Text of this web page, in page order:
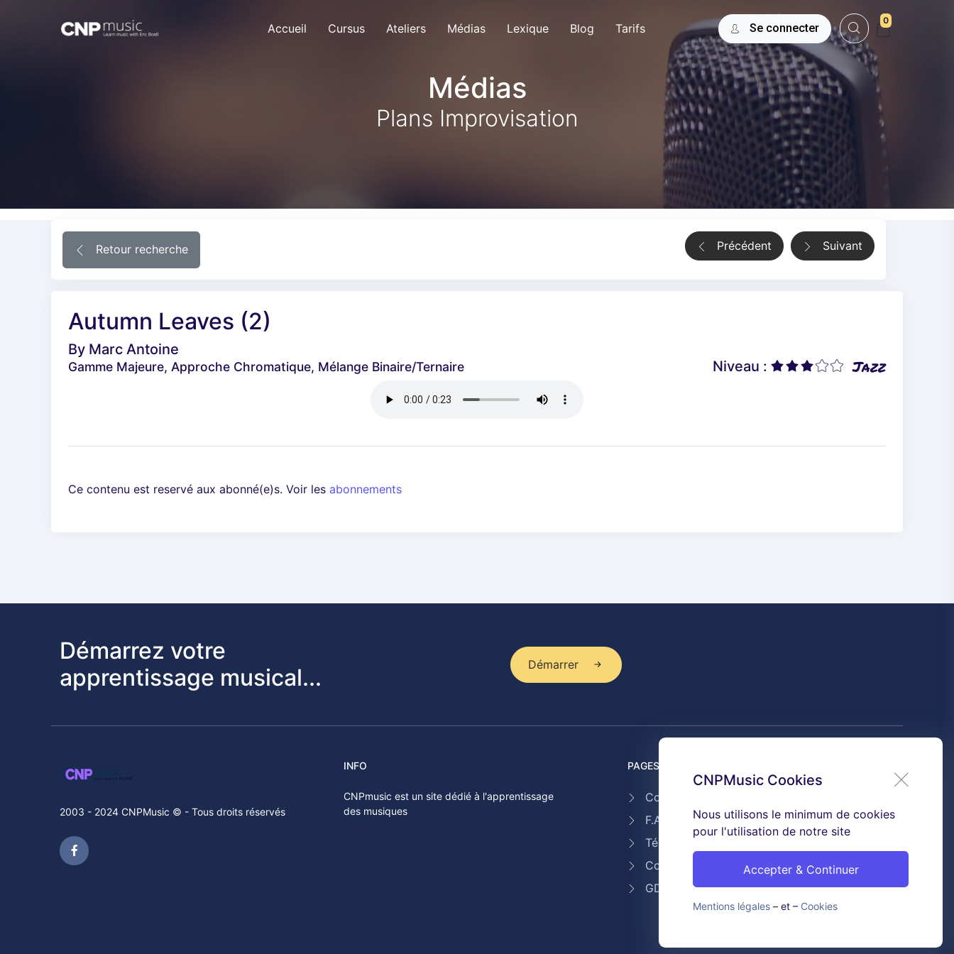
Accueil Cursus Ateliers Médias Lexique Blog Tarifs Se connecter
0
Médias
Plans Improvisation
Retour recherche Suivant
Précédent
Autumn Leaves (2)
By Marc Antoine
Gamme Majeure, Approche Chromatique, Mélange Binaire/ternaire Jazz
Niveau :
Ce contenu est reservé aux abonné(e)s. Voir les abonnements
CNPMusic Cookies
Nous utilisons le minimum de cookies
pour l'utilisation de notre site
Accepter & Continuer
Mentions légales – et – Cookies
Démarrez votre
apprentissage musical...
Démarrer
2003 - 2024 CNPMusic © - Tous droits réservés
INFO
CNPmusic est un site dédié à l'apprentissage
des musiques
PAGES UTILES
Contact
F.A.Q
Témoignages
Conditions générales de ventes
GDPR & Cookies